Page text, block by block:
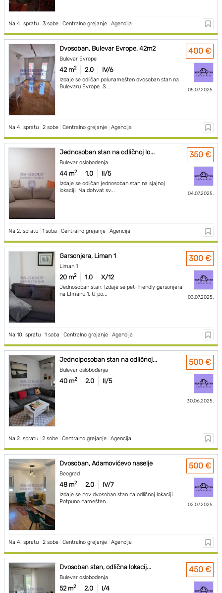
Na 4. spratu 3 sobe Centralno grejanje Agencija
Dvosoban, Bulevar Evrope, 42m2
Bulevar Evrope
42 m2 2.0 IV/6
Izdaje se odličan polunamešten dvosoban stan na
Bulevaru Evrope. S...
400 €
05.07.2025.
Na 4. spratu 2 sobe Centralno grejanje Agencija
Jednosoban stan na odličnoj lo...
Bulevar oslobođenja
44 m2 1.0 II/5
Izdaje se odličan jednosoban stan na sjajnoj
lokaciji. Na dohvat sv...
350 €
04.07.2025.
Na 2. spratu 1 soba Centralno grejanje Agencija
Garsonjera, Liman 1
Liman 1
20 m2 1.0 X/12
Jednosoban stan, Izdaje se pet-friendly garsonjera
na LImanu 1. U po...
300 €
03.07.2025.
Na 10. spratu 1 soba Centralno grejanje Agencija
Jednoiposoban stan na odličnoj...
Bulevar oslobođenja
40 m2 2.0 II/5
500 €
30.06.2025.
Na 2. spratu 2 sobe Centralno grejanje Agencija
Dvosoban, Adamovićevo naselje
Beograd
48 m2 2.0 IV/7
Izdaje se nov dvosoban stan na odličnoj lokaciji.
Potpuno namešten...
500 €
02.07.2025.
Na 4. spratu 2 sobe Centralno grejanje Agencija
Dvosoban stan, odlična lokacij...
Bulevar oslobođenja
52 m2 2.0 I/4
450 €